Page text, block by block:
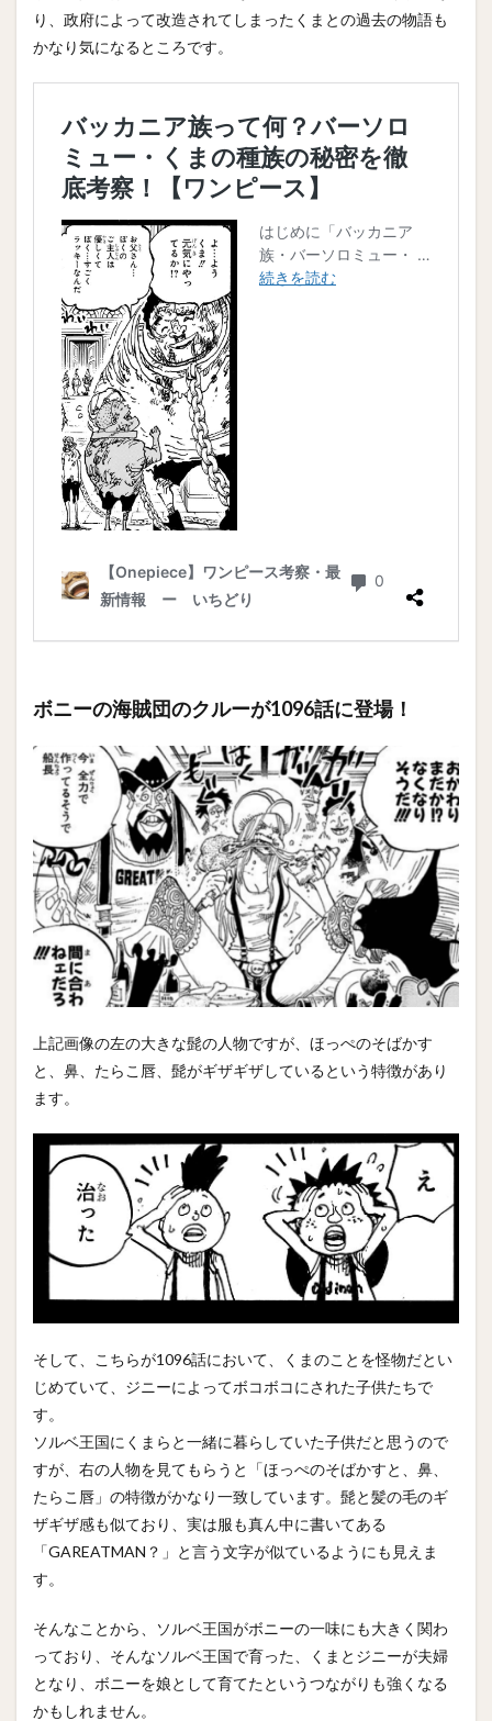
り、政府によって改造されてしまったくまとの過去の物語も
かなり気になるところです。
ボニーの海賊団のクルーが1096話に登場！
上記画像の左の大きな髭の人物ですが、ほっぺのそばかす
と、鼻、たらこ唇、髭がギザギザしているという特徴があり
ます。
そして、こちらが1096話において、くまのことを怪物だとい
じめていて、ジニーによってボコボコにされた子供たちで
す。
ソルベ王国にくまらと一緒に暮らしていた子供だと思うので
すが、右の人物を見てもらうと「ほっぺのそばかすと、鼻、
たらこ唇」の特徴がかなり一致しています。髭と髪の毛のギ
ザギザ感も似ており、実は服も真ん中に書いてある
「GAREATMAN？」と言う文字が似ているようにも見えま
す。
そんなことから、ソルベ王国がボニーの一味にも大きく関わ
っており、そんなソルベ王国で育った、くまとジニーが夫婦
となり、ボニーを娘として育てたというつながりも強くなる
かもしれません。